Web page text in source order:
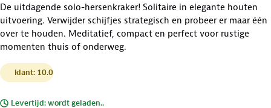
De uitdagende solo-hersenkraker! Solitaire in elegante houten
uitvoering. Verwijder schijfjes strategisch en probeer er maar één
over te houden. Meditatief, compact en perfect voor rustige
momenten thuis of onderweg.
klant: 10.0
Levertijd: wordt geladen..